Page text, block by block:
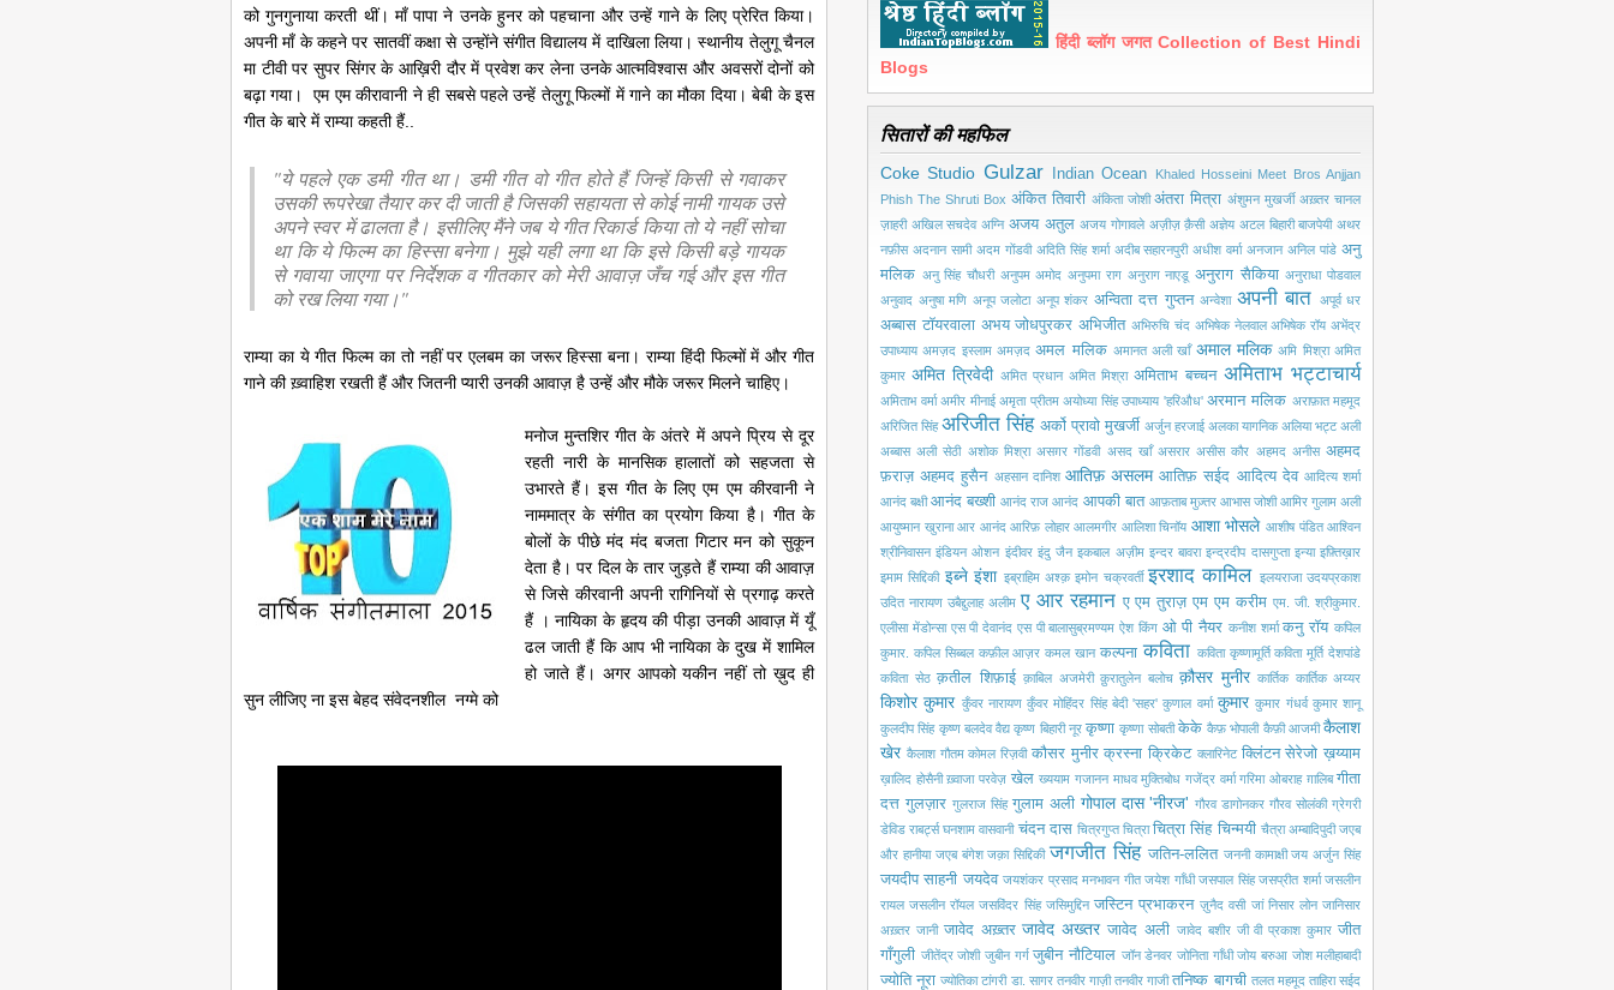
को गुनगुनाया करती थीं। माँ पापा ने उनके हुनर को पहचाना और उन्हें गाने के लिए प्रेरित किया।
अपनी माँ के कहने पर सातवीं कक्षा से उन्होंने संगीत विद्यालय में दाखिला लिया। स्थानीय तेलुगू चैनल
मा टीवी पर सुपर सिंगर के आख़िरी दौर में प्रवेश कर लेना उनके आत्मविश्वास और अवसरों दोनों को
बढ़ा गया। एम एम कीरावानी ने ही सबसे पहले उन्हें तेलुगू फिल्मों में गाने का मौका दिया। बेबी के इस
गीत के बारे में राम्या कहती हैं..
"ये पहले एक डमी गीत था। डमी गीत वो गीत होते हैं जिन्हें किसी से गवाकर
उसकी रूपरेखा तैयार कर दी जाती है जिसकी सहायता से कोई नामी गायक उसे
अपने स्वर में ढालता है। इसीलिए मैंने जब ये गीत रिकार्ड किया तो ये नहीं सोचा
था कि ये फिल्म का हिस्सा बनेगा। मुझे यही लगा था कि इसे किसी बड़े गायक
से गवाया जाएगा पर निर्देशक व गीतकार को मेरी आवाज़ जँच गई और इस गीत
को रख लिया गया।"
राम्या का ये गीत फिल्म का तो नहीं पर एलबम का जरूर हिस्सा बना। राम्या हिंदी फिल्मों में और गीत
गाने की ख़्वाहिश रखती हैं और जितनी प्यारी उनकी आवाज़ है उन्हें और मौके जरूर मिलने चाहिए।
मनोज मुन्तशिर गीत के अंतरे में अपने प्रिय से दूर
रहती नारी के मानसिक हालातों को सहजता से
उभारते हैं। इस गीत के लिए एम एम कीरवानी ने
नाममात्र के संगीत का प्रयोग किया है। गीत के
बोलों के पीछे मंद मंद बजता गिटार मन को सुकून
देता है। पर दिल के तार जुड़ते हैं राम्या की आवाज़
से जिसे कीरवानी अपनी रागिनियों से प्रगाढ़ करते
हैं । नायिका के हृदय की पीड़ा उनकी आवाज़ में यूँ
ढल जाती हैं कि आप भी नायिका के दुख में शामिल
हो जाते हैं। अगर आपको यकीन नहीं तो ख़ुद ही
सुन लीजिए ना इस बेहद संवेदनशील नग्मे को
हिंदी ब्लॉग जगत Collection of Best Hindi
Blogs
सितारों की महफिल
Coke Studio Gulzar Indian Ocean Khaled Hosseini Meet Bros Anjjan
Phish The Shruti Box अंकित तिवारी अंकिता जोशी अंतरा मित्रा अंशुमन मुखर्जी अख़्तर चानल
ज़ाहरी अखिल सचदेव अग्नि अजय अतुल अजय गोगावले अज़ीज़ क़ैसी अज्ञेय अटल बिहारी बाजपेयी अथर
नफ़ीस अदनान सामी अदम गोंडवी अदिति सिंह शर्मा अदीब सहारनपुरी अधीश वर्मा अनजान अनिल पांडे अनु
मलिक अनु सिंह चौधरी अनुपम अमोद अनुपमा राग अनुराग नाएडू अनुराग सैकिया अनुराधा पोडवाल
अनुवाद अनुषा मणि अनूप जलोटा अनूप शंकर अन्विता दत्त गुप्तन अन्वेशा अपनी बात अपूर्व धर
अब्बास टॉयरवाला अभय जोधपुरकर अभिजीत अभिरुचि चंद अभिषेक नेलवाल अभिषेक रॉय अभेंद्र
उपाध्याय अमज़द इस्लाम अमज़द अमल मलिक अमानत अली खाँ अमाल मलिक अमि मिश्रा अमित
कुमार अमित त्रिवेदी अमित प्रधान अमित मिश्रा अमिताभ बच्चन अमिताभ भट्टाचार्य
अमिताभ वर्मा अमीर मीनाई अमृता प्रीतम अयोध्या सिंह उपाध्याय 'हरिऔध' अरमान मलिक अराफ़ात महमूद
अरिजित सिंह अरिजीत सिंह अर्को प्रावो मुखर्जी अर्जुन हरजाई अलका यागनिक अलिया भट्ट अली
अब्बास अली सेठी अशोक मिश्रा असग़र गोंडवी असद खाँ असरार असीस कौर अहमद अनीस अहमद
फ़राज़ अहमद हुसैन अहसान दानिश आतिफ़ असलम आतिफ़ सईद आदित्य देव आदित्य शर्मा
आनंद बक्षी आनंद बख्शी आनंद राज आनंद आपकी बात आफ़ताब मुज़्तर आभास जोशी आमिर गुलाम अली
आयुष्मान खुराना आर आनंद आरिफ़ लोहार आलमगीर आलिशा चिनॉय आशा भोसले आशीष पंडित आश्विन
श्रीनिवासन इंडियन ओशन इंदीवर इंदु जैन इकबाल अज़ीम इन्दर बावरा इन्द्रदीप दासगुप्ता इन्या इफ़्तिख़ार
इमाम सिद्दिकी इब्ने इंशा इब्राहिम अश्क़ इमोन चक्रवर्ती इरशाद कामिल इलयराजा उदयप्रकाश
उदित नारायण उबैद्दुलाह अलीम ए आर रहमान ए एम तुराज़ एम एम करीम एम. जी. श्रीकुमार.
एलीसा मेंडोन्सा एस पी देवानंद एस पी बालासुब्रमण्यम ऐश किंग ओ पी नैयर कनीश शर्मा कनु रॉय कपिल
कुमार. कपिल सिब्बल कफ़ील आज़र कमल खान कल्पना कविता कविता कृष्णामूर्ति कविता मूर्ति देशपांडे
कविता सेठ क़तील शिफ़ाई क़ाबिल अजमेरी क़ुरातुलेन बलोच क़ौसर मुनीर कार्तिक कार्तिक अय्यर
किशोर कुमार कुँवर नारायण कुँवर मोहिंदर सिंह बेदी 'सहर' कुणाल वर्मा कुमार कुमार गंधर्व कुमार शानू
कुलदीप सिंह कृष्ण बलदेव वैद्य कृष्ण बिहारी नूर कृष्णा कृष्णा सोबती केके कैफ़ भोपाली कैफ़ी आजमी कैलाश
खेर कैलाश गौतम कोमल रिज़वी कौसर मुनीर क्रस्ना क्रिकेट क्लारिनेट क्लिंटन सेरेजो ख़य्याम
ख़ालिद होसैनी ख़्वाजा परवेज़ खेल ख्ययाम गजानन माधव मुक्तिबोध गजेंद्र वर्मा गरिमा ओबराह ग़ालिब गीता
दत्त गुलज़ार गुलराज सिंह गुलाम अली गोपाल दास 'नीरज' गौरव डागोनकर गौरव सोलंकी ग्रेगरी
डेविड राबर्ट्स घनशाम वासवानी चंदन दास चित्रगुप्त चित्रा चित्रा सिंह चिन्मयी चैत्रा अम्बादिपुदी जएब
और हानीया जएब बंगेश जक़ा सिद्दिकी जगजीत सिंह जतिन-ललित जननी कामाक्षी जय अर्जुन सिंह
जयदीप साहनी जयदेव जयशंकर प्रसाद मनभावन गीत जयेश गाँधी जसपाल सिंह जसप्रीत शर्मा जसलीन
रायल जसलीन रॉयल जसविंदर सिंह जसिमुद्दिन जस्टिन प्रभाकरन ज़ुनैद वसी जां निसार लोन जानिसार
अख़्तर जानी जावेद अख़्तर जावेद अख्तर जावेद अली जावेद बशीर जी वी प्रकाश कुमार जीत
गाँगुली जीतेंद्र जोशी जुबीन गर्ग जुबीन नौटियाल जॉन डेनवर जोनिता गाँधी जोय बरुआ जोश मलीहाबादी
ज्योति नूरा ज्योतिका टांगरी डा. सागर तनवीर गाज़ी तनवीर गाजी तनिष्क बागची तलत महमूद ताहिरा सईद